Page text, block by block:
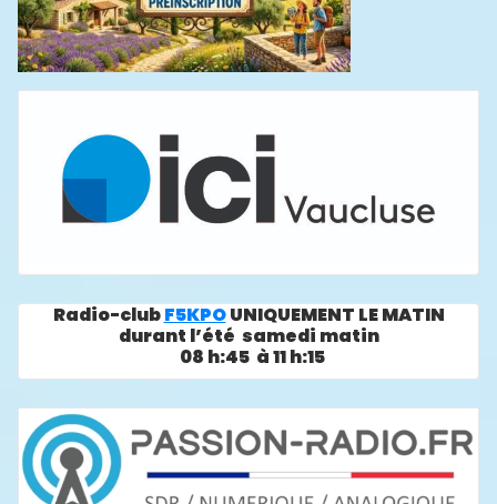
Radio-clubF5KPOUNIQUEMENT LE MATIN
durant l’été samedi matin
08 h:45 à 11 h:15